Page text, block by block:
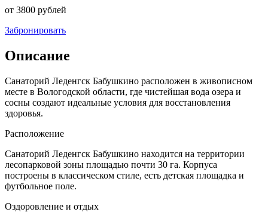
от 3800 рублей
Забронировать
Описание
Санаторий Леденгск Бабушкино расположен в живописном
месте в Вологодской области, где чистейшая вода озера и
сосны создают идеальные условия для восстановления
здоровья.
Расположение
Санаторий Леденгск Бабушкино находится на территории
лесопарковой зоны площадью почти 30 га. Корпуса
построены в классическом стиле, есть детская площадка и
футбольное поле.
Оздоровление и отдых